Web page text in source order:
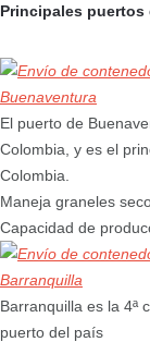
Principales puertos
Buenaventura
El puerto de
Colombia, y es el
Colombia.
Maneja graneles
Capacidad de
Barranquilla
Barranquilla es la 4ª
puerto del país